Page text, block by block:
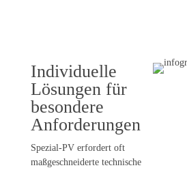
Individuelle
Lösungen für
besondere
Anforderungen
Spezial-PV erfordert oft
maßgeschneiderte technische